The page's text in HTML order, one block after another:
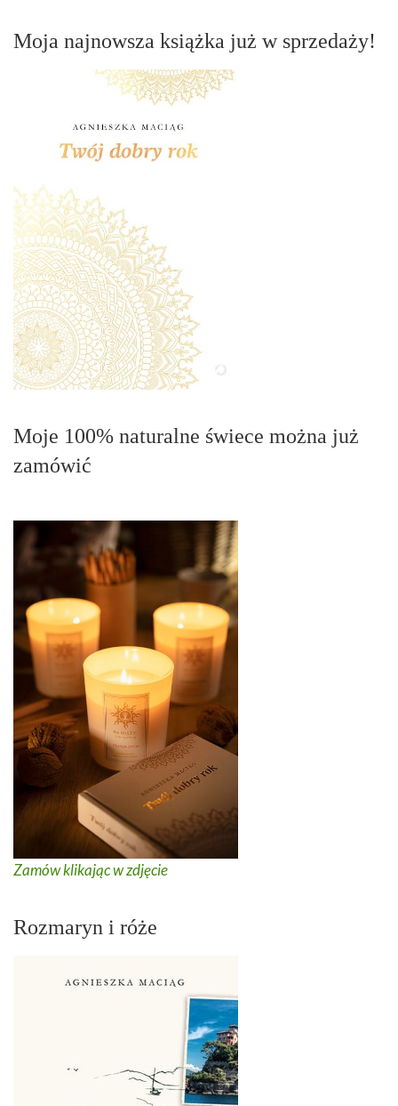
Moja najnowsza książka już w sprzedaży!
Moje 100% naturalne świece można już
zamówić
Zamów klikając w zdjęcie
Rozmaryn i róże